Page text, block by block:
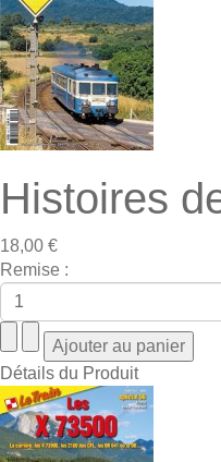
Histoires
18,00 €
Remise :
Détails du Produit